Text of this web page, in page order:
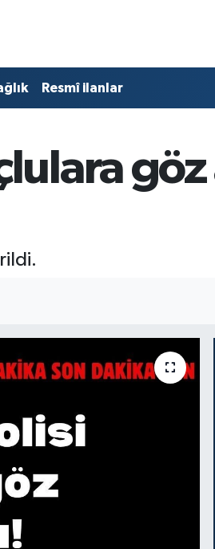
Resmî ilanlar
göz